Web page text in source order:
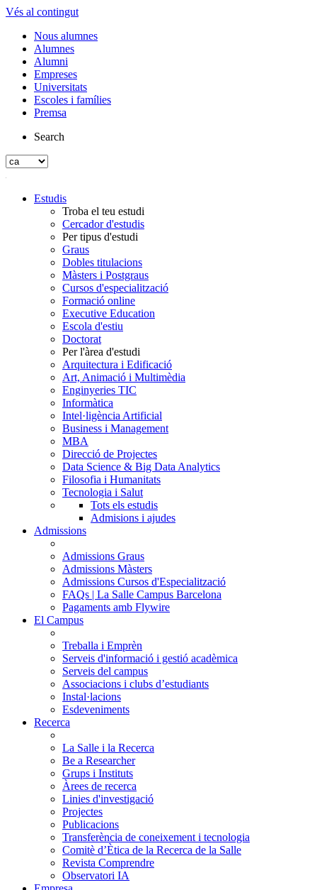
Vés al contingut
Nous alumnes
Alumnes
Alumni
Empreses
Universitats
Escoles i famílies
Premsa
Search
Estudis
Troba el teu estudi
Cercador d'estudis
Per tipus d'estudi
Graus
Dobles titulacions
Màsters i Postgraus
Cursos d'especialització
Formació online
Executive Education
Escola d'estiu
Doctorat
Per l'àrea d'estudi
Arquitectura i Edificació
Art, Animació i Multimèdia
Enginyeries TIC
Informàtica
Intel·ligència Artificial
Business i Management
MBA
Direcció de Projectes
Data Science & Big Data Analytics
Filosofia i Humanitats
Tecnologia i Salut
Tots els estudis
Admisions i ajudes
Admissions
Admissions Graus
Admissions Màsters
Admissions Cursos d'Especialització
FAQs | La Salle Campus Barcelona
Pagaments amb Flywire
El Campus
Treballa i Emprèn
Serveis d'informació i gestió acadèmica
Serveis del campus
Associacions i clubs d’estudiants
Instal·lacions
Esdeveniments
Recerca
La Salle i la Recerca
Be a Researcher
Grups i Instituts
Àrees de recerca
Linies d'investigació
Projectes
Publicacions
Transferència de coneixement i tecnologia
Comitè d’Ètica de la Recerca de la Salle
Revista Comprendre
Observatori IA